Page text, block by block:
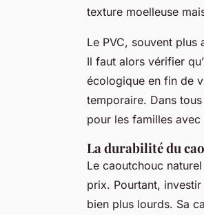
texture moelleuse
Le PVC, souvent
Il faut alors vérifier
écologique en fin de
temporaire. Dans
pour les familles
La durabilité du
Le caoutchouc
prix. Pourtant,
bien plus lourds. Sa